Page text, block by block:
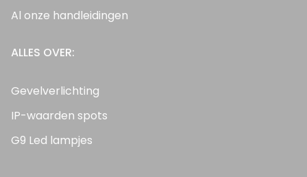
Al onze handleidingen
ALLES OVER:
Gevelverlichting
IP-waarden spots
G9 Led lampjes